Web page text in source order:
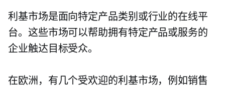
利基市场是面向特定产品类别或行业的在线平
台。这些市场可以帮助拥有特定产品或服务的
企业触达目标受众。
在欧洲，有几个受欢迎的利基市场，例如销售